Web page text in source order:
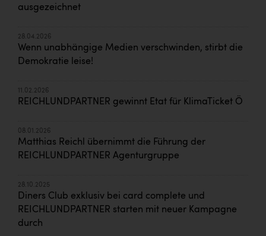
ausgezeichnet
28.04.2026
Wenn unabhängige Medien verschwinden, stirbt die
Demokratie leise!
11.02.2026
REICHLUNDPARTNER gewinnt Etat für KlimaTicket Ö
08.01.2026
Matthias Reichl übernimmt die Führung der
REICHLUNDPARTNER Agenturgruppe
28.10.2025
Diners Club exklusiv bei card complete und
REICHLUNDPARTNER starten mit neuer Kampagne
durch